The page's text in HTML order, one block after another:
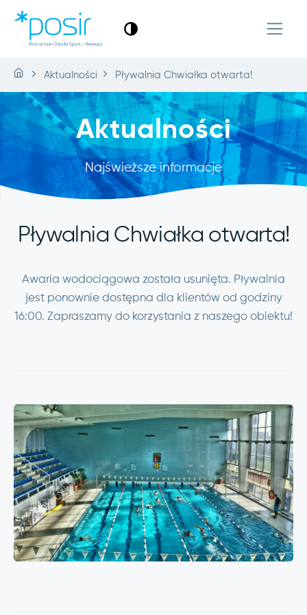
Aktualności Pływalnia Chwiałka otwarta!
Aktualności
Najświeższe informacje
Pływalnia Chwiałka otwarta!
Awaria wodociągowa została usunięta. Pływalnia
jest ponownie dostępna dla klientów od godziny
16:00. Zapraszamy do korzystania z naszego obiektu!